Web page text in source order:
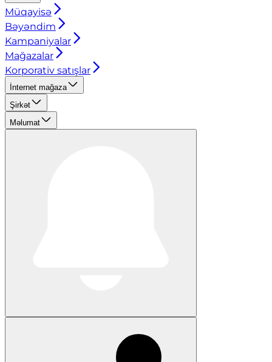
Müqayisə
Bəyəndim
Kampaniyalar
Mağazalar
Korporativ satışlar
İnternet mağaza
Şirkət
Məlumat